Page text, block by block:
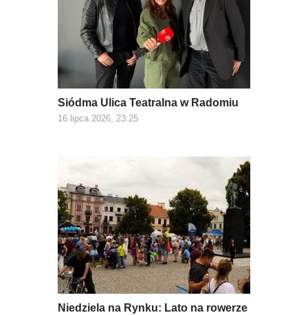
Siódma Ulica Teatralna w Radomiu
16 lipca 2026, 23:25
Niedziela na Rynku: Lato na rowerze